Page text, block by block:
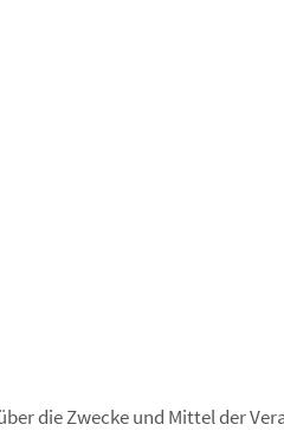
die Zwecke und Mittel der